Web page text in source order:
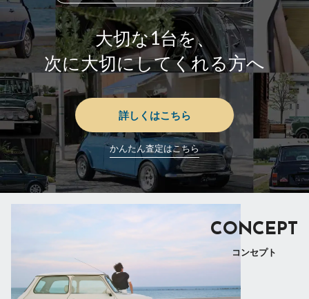
大切な1台を、
次に大切にしてくれる方へ
詳しくはこちら
かんたん査定はこちら
CONCEPT
コンセプト